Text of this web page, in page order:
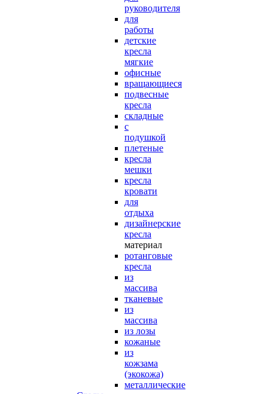
руководителя
для
работы
детские
кресла
мягкие
офисные
вращающиеся
подвесные
кресла
складные
с
подушкой
плетеные
кресла
мешки
кресла
кровати
для
отдыха
дизайнерские
кресла
материал
ротанговые
кресла
из
массива
тканевые
из
массива
из лозы
кожаные
из
кожзама
(экокожа)
металлические